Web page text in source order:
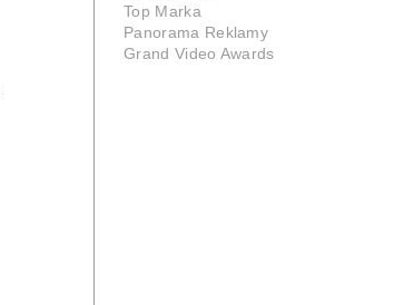
Top Marka
Panorama Reklamy
Grand Video Awards